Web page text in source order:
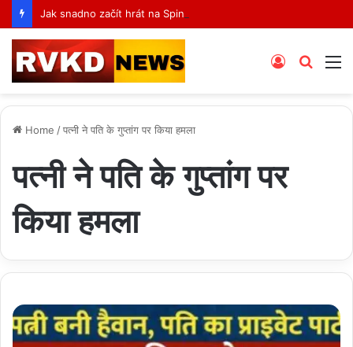
Search
Log
Home /पत्नी ने पति के गुप्तांग पर किया हमला
पत्नी ने पति के गुप्तांग पर
किया हमला